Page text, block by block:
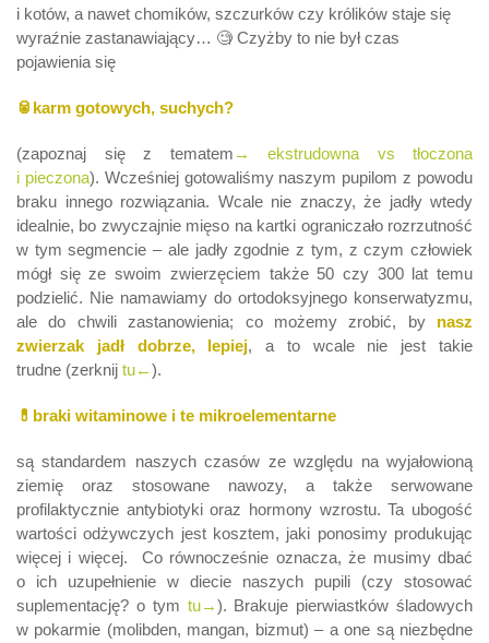
i kotów, a nawet chomików, szczurków czy królików staje się
wyraźnie zastanawiający… 🧐 Czyżby to nie był czas
pojawienia się
🥫karm gotowych, suchych?
(zapoznaj się z tematem → ekstrudowna vs tłoczona
i pieczona). Wcześniej gotowaliśmy naszym pupilom z powodu
braku innego rozwiązania. Wcale nie znaczy, że jadły wtedy
idealnie, bo zwyczajnie mięso na kartki ograniczało rozrzutność
w tym segmencie – ale jadły zgodnie z tym, z czym człowiek
mógł się ze swoim zwierzęciem także 50 czy 300 lat temu
podzielić. Nie namawiamy do ortodoksyjnego konserwatyzmu,
ale do chwili zastanowienia; co możemy zrobić, by nasz
zwierzak jadł dobrze, lepiej, a to wcale nie jest takie
trudne (zerknij tu←).
💊braki witaminowe i te mikroelementarne
są standardem naszych czasów ze względu na wyjałowioną
ziemię oraz stosowane nawozy, a także serwowane
profilaktycznie antybiotyki oraz hormony wzrostu. Ta ubogość
wartości odżywczych jest kosztem, jaki ponosimy produkując
więcej i więcej. Co równocześnie oznacza, że musimy dbać
o ich uzupełnienie w diecie naszych pupili (czy stosować
suplementację? o tym tu→). Brakuje pierwiastków śladowych
w pokarmie (molibden, mangan, bizmut) – a one są niezbędne